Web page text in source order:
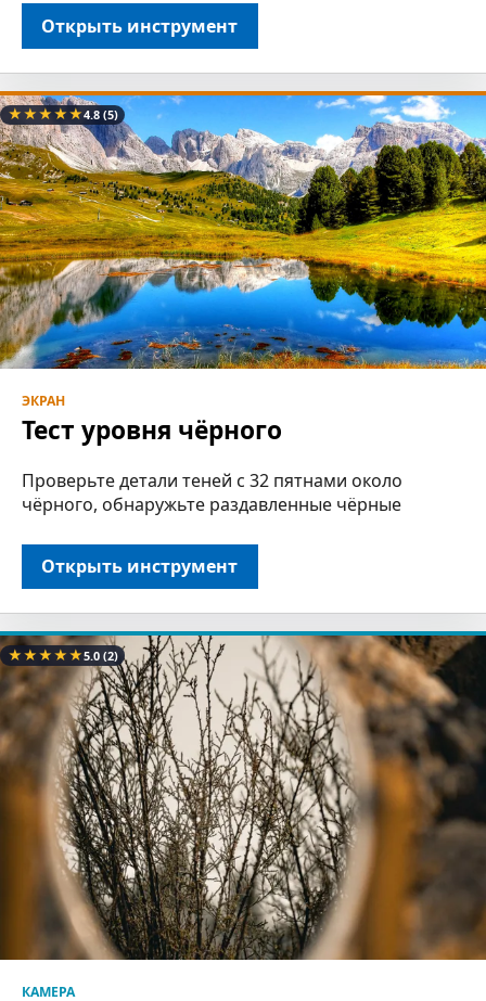
Открыть инструмент
★★★★★4.8(5)
ЭКРАН
Тест уровня чёрного
Проверьте детали теней с 32 пятнами около
чёрного, обнаружьте раздавленные чёрные
Открыть инструмент
★★★★★5.0(2)
КАМЕРА